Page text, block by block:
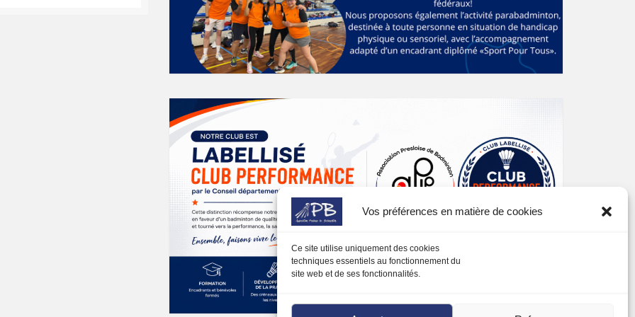
Vos préférences en matière de cookies
Ce site utilise uniquement des cookies
techniques essentiels au fonctionnement du
site web et de ses fonctionnalités.